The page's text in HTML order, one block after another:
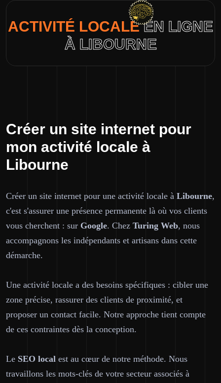
ACTIVITÉ LOCALEEN LIGNE
À LIBOURNE
Créer un site internet pour
mon activité locale à
Libourne
Créer un site internet pour une activité locale à Libourne,
c'est s'assurer une présence permanente là où vos clients
vous cherchent : sur Google. Chez Turing Web, nous
accompagnons les indépendants et artisans dans cette
démarche.
Une activité locale a des besoins spécifiques : cibler une
zone précise, rassurer des clients de proximité, et
proposer un contact facile. Notre approche tient compte
de ces contraintes dès la conception.
Le SEO local est au cœur de notre méthode. Nous
travaillons les mots-clés de votre secteur associés à